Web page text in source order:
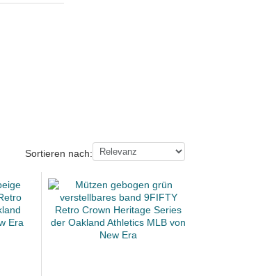
Sortieren nach: